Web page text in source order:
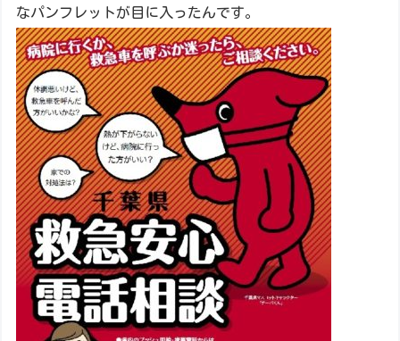
なパンフレットが目に入ったんです。